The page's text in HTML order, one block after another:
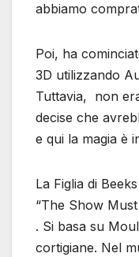
abbiamo
Poi, ha
3D utilizzando
Tuttavia, non
decise che
e qui la magia è
La Figlia di
“The Show
. Si basa su
cortigiane. Nel